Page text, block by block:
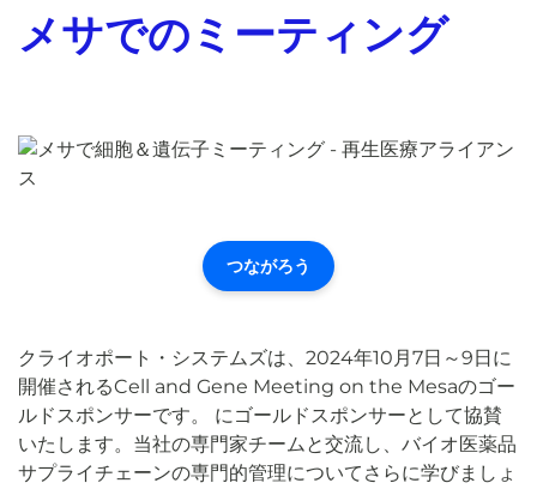
メサでのミーティング
つながろう
クライオポート・システムズは、2024年10月7日～9日に
開催されるCell and Gene Meeting on the Mesaのゴー
ルドスポンサーです。 にゴールドスポンサーとして協賛
いたします。当社の専門家チームと交流し、バイオ医薬品
サプライチェーンの専門的管理についてさらに学びましょ